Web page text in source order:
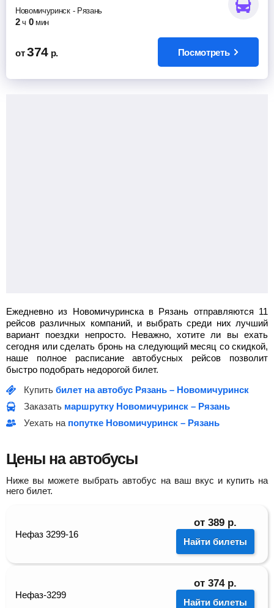
Новомичуринск- Рязань
2 ч 0 мин
от 374 р. Посмотреть
Ежедневно из Новомичуринска в Рязань отправляются 11
рейсов различных компаний, и выбрать среди них лучший
вариант поездки непросто. Неважно, хотите ли вы ехать
сегодня или сделать бронь на следующий месяц со скидкой,
наше полное расписание автобусных рейсов позволит
быстро подобрать недорогой билет.
Купить билет на автобус Рязань – Новомичуринск
Заказать маршрутку Новомичуринск – Рязань
Уехать на попутке Новомичуринск – Рязань
Цены на автобусы
Ниже вы можете выбрать автобус на ваш вкус и купить на
него билет.
Нефаз 3299-16
от 389 р.
Найти билеты
Нефаз-3299
от 374 р.
Найти билеты